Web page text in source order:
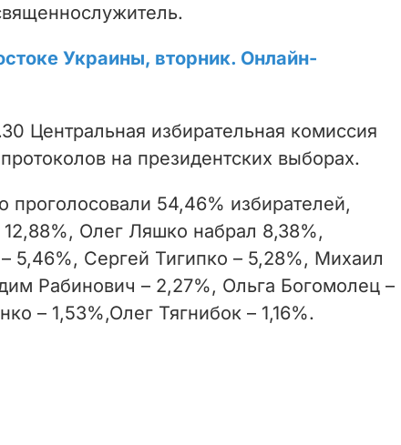
Украины, вторник. Онлайн-
Центральная избирательная комиссия
на президентских выборах.
проголосовали 54,46% избирателей,
Олег Ляшко набрал 8,38%,
5,46%, Сергей Тигипко – 5,28%, Михаил
Рабинович – 2,27%, Ольга Богомолец –
– 1,53%,Олег Тягнибок – 1,16%.